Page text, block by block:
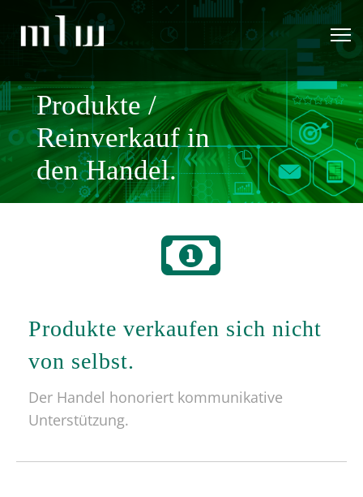
Produkte /
Reinverkauf in
den Handel.
money
Produkte verkaufen sich nicht
von selbst.
Der Handel honoriert kommunikative
Unterstützung.